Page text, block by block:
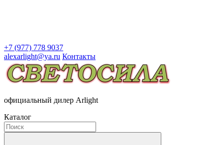
+7 (977) 778 9037
alexarlight@ya.ru Контакты
официальный дилер Arlight
Каталог